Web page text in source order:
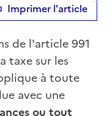
Imprimer l'article
de l'article 991
taxe sur les
à toute
avec une
ou tout